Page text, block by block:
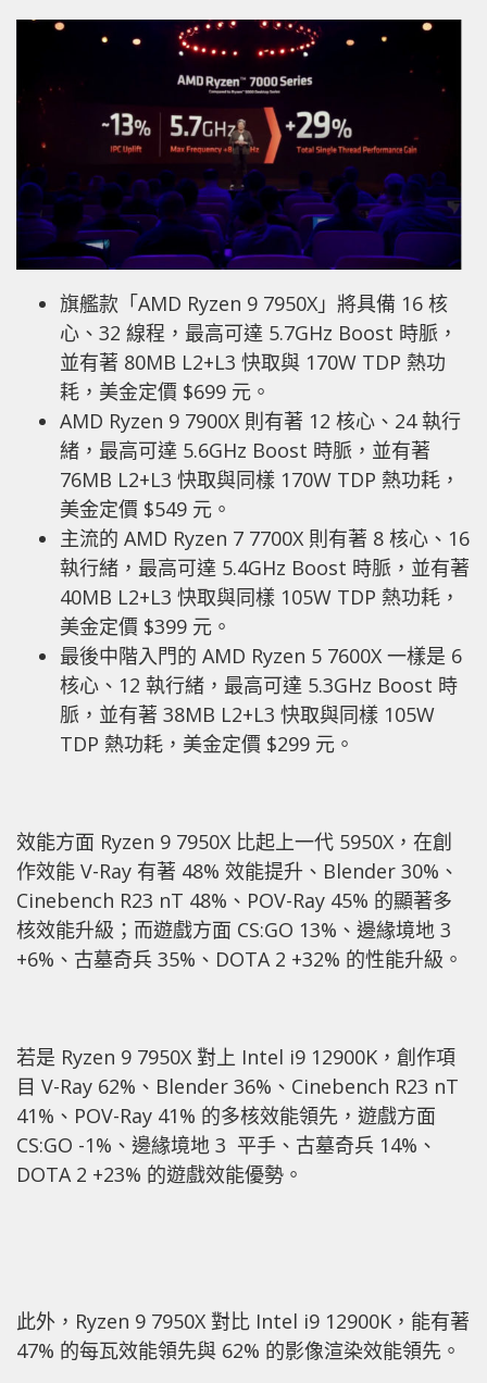
旗艦款「AMD Ryzen 9 7950X」將具備 16 核
心、32 線程，最高可達 5.7GHz Boost 時脈，
並有著 80MB L2+L3 快取與 170W TDP 熱功
耗，美金定價 $699 元。
AMD Ryzen 9 7900X 則有著 12 核心、24 執行
緒，最高可達 5.6GHz Boost 時脈，並有著
76MB L2+L3 快取與同樣 170W TDP 熱功耗，
美金定價 $549 元。
主流的 AMD Ryzen 7 7700X 則有著 8 核心、16
執行緒，最高可達 5.4GHz Boost 時脈，並有著
40MB L2+L3 快取與同樣 105W TDP 熱功耗，
美金定價 $399 元。
最後中階入門的 AMD Ryzen 5 7600X 一樣是 6
核心、12 執行緒，最高可達 5.3GHz Boost 時
脈，並有著 38MB L2+L3 快取與同樣 105W
TDP 熱功耗，美金定價 $299 元。
效能方面 Ryzen 9 7950X 比起上一代 5950X，在創
作效能 V-Ray 有著 48% 效能提升、Blender 30%、
Cinebench R23 nT 48%、POV-Ray 45% 的顯著多
核效能升級；而遊戲方面 CS:GO 13%、邊緣境地 3
+6%、古墓奇兵 35%、DOTA 2 +32% 的性能升級。
若是 Ryzen 9 7950X 對上 Intel i9 12900K，創作項
目 V-Ray 62%、Blender 36%、Cinebench R23 nT
41%、POV-Ray 41% 的多核效能領先，遊戲方面
CS:GO -1%、邊緣境地 3 平手、古墓奇兵 14%、
DOTA 2 +23% 的遊戲效能優勢。
此外，Ryzen 9 7950X 對比 Intel i9 12900K，能有著
47% 的每瓦效能領先與 62% 的影像渲染效能領先。